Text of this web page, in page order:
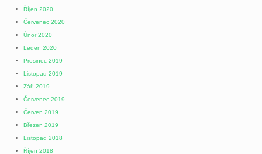
Říjen 2020
Červenec 2020
Únor 2020
Leden 2020
Prosinec 2019
Listopad 2019
Září 2019
Červenec 2019
Červen 2019
Březen 2019
Listopad 2018
Říjen 2018